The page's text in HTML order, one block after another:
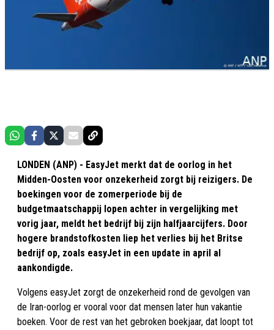
LONDEN (ANP) - EasyJet merkt dat de oorlog in het
Midden-Oosten voor onzekerheid zorgt bij reizigers. De
boekingen voor de zomerperiode bij de
budgetmaatschappij lopen achter in vergelijking met
vorig jaar, meldt het bedrijf bij zijn halfjaarcijfers. Door
hogere brandstofkosten liep het verlies bij het Britse
bedrijf op, zoals easyJet in een update in april al
aankondigde.
Volgens easyJet zorgt de onzekerheid rond de gevolgen van
de Iran-oorlog er vooral voor dat mensen later hun vakantie
boeken. Voor de rest van het gebroken boekjaar, dat loopt tot